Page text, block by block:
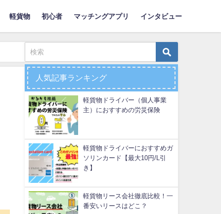
軽貨物 初心者 マッチングアプリ インタビュー
人気記事ランキング
軽貨物ドライバー（個人事業
主）におすすめの労災保険
軽貨物ドライバーにおすすめガ
ソリンカード【最大10円/L引
き】
軽貨物リース会社徹底比較！一
番安いリースはどこ？